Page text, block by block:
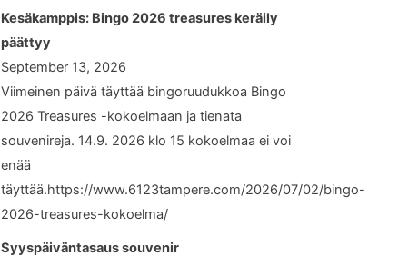
Kesäkamppis: Bingo 2026 treasures keräily
päättyy
September 13, 2026
Viimeinen päivä täyttää bingoruudukkoa Bingo
2026 Treasures -kokoelmaan ja tienata
souvenireja. 14.9. 2026 klo 15 kokoelmaa ei voi
enää
täyttää.https://www.6123tampere.com/2026/07/02/bingo-
2026-treasures-kokoelma/
Syyspäiväntasaus souvenir